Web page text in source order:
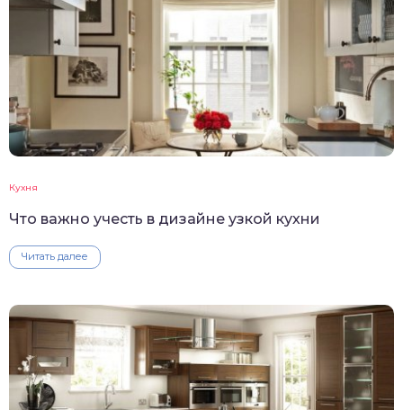
Кухня
Что важно учесть в дизайне узкой кухни
Читать далее